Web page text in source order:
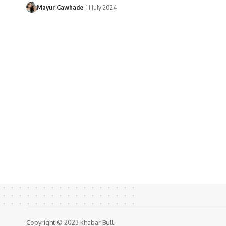
Mayur Gawhade 11 July 2024
Copyright © 2023 khabar Bull